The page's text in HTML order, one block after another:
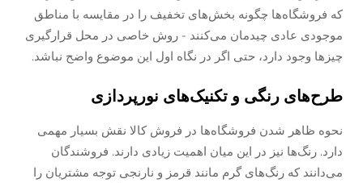
که فروشگاه‌ها چگونه بخش‌های تخفیف را در مقایسه با مناطق
موجودی عادی چیدمان می‌کنند - روش خاصی در محل قرارگیری
چیزها وجود دارد، حتی اگر در نگاه اول این موضوع واضح نباشد.
طرح‌های رنگی و تکنیک‌های نورپردازی
نحوه ظاهر شدن فروشگاه‌ها در فروش کالا نقش بسیار مهمی
دارد. رنگ‌ها نیز در این میان اهمیت زیادی دارند. فروشندگان
می‌دانند که رنگ‌های گرم مانند قرمز و نارنجی توجه مشتریان را